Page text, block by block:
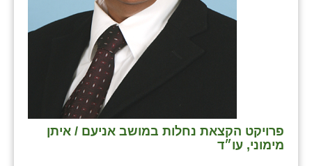
פרויקט הקצאת נחלות במושב אניעם / איתן
מימוני, עו״ד
גני יהודה